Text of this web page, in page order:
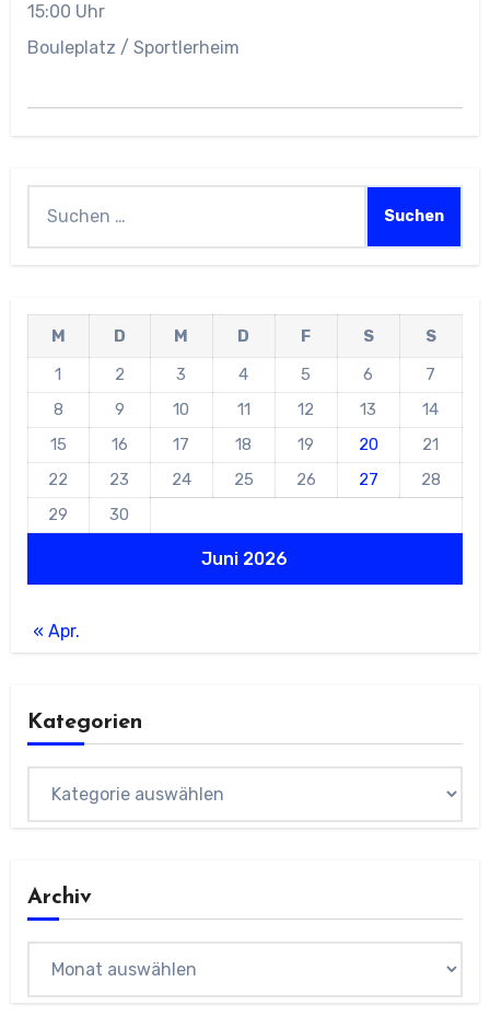
15:00 Uhr
Bouleplatz / Sportlerheim
Juni 2026
M D M D F S
S
1
2 3 4 5 6
7
8
9 10 11 12 13
14
15
16 17 18 19 20
21
22
23 24 25 26 27
28
29
30
« Apr.
Kategorien
Archiv